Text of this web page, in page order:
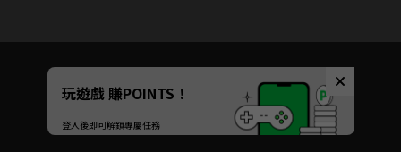
Unmute
玩遊戲 賺POINTS！
登入後即可解鎖專屬任務